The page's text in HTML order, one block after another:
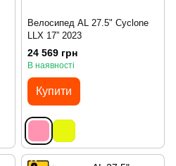
Велосипед AL 27.5" Cyclone
LLX 17” 2023
24 569 грн
В наявності
Купити